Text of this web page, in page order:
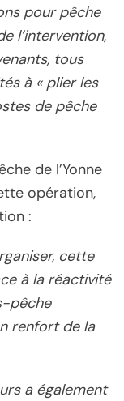
pour pêche
l’intervention,
tous
à « plier les
de pêche
de l’Yonne
opération,
:
cette
à la réactivité
pêche
renfort de la
a également